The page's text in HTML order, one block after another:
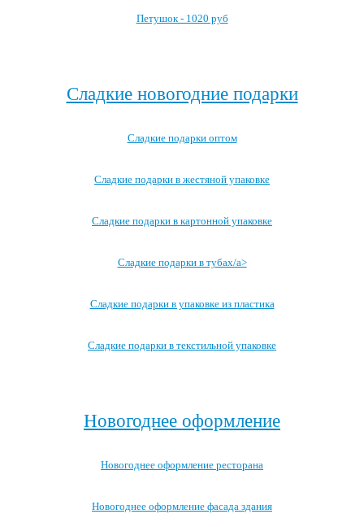
Петушок - 1020 руб
Сладкие новогодние подарки
Сладкие подарки оптом
Сладкие подарки в жестяной упаковке
Сладкие подарки в картонной упаковке
Сладкие подарки в тубах/a>
Сладкие подарки в упаковке из пластика
Сладкие подарки в текстильной упаковке
Новогоднее оформление
Новогоднее оформление ресторана
Новогоднее оформление фасада здания